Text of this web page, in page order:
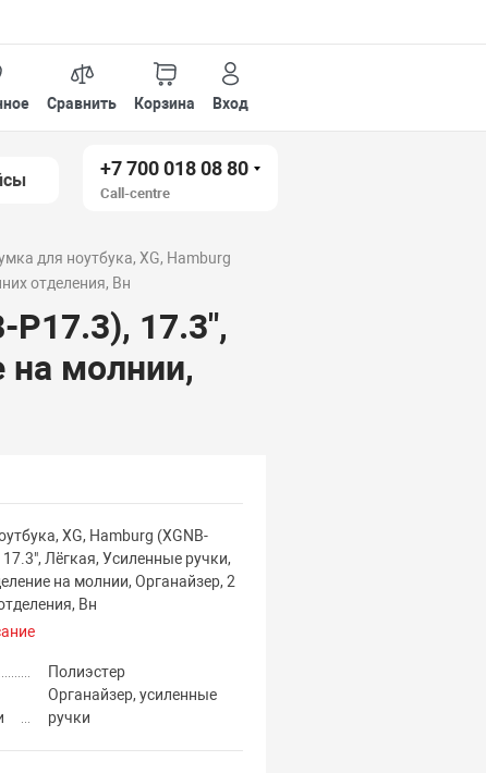
Сравнить Корзина Вход
+7 700 018 08 80
Call-centre
для ноутбука, XG, Hamburg
отделения, Вн
P17.3), 17.3",
на молнии,
XG, Hamburg (XGNB-
Лёгкая, Усиленные ручки,
на молнии, Органайзер, 2
Вн
Полиэстер
Органайзер, усиленные
ручки